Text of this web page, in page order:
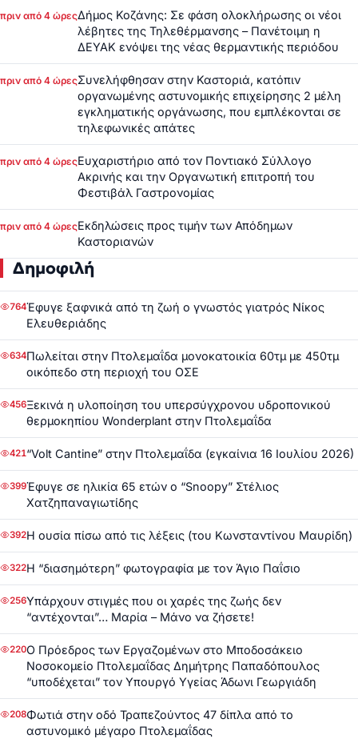
πριν από 4 ώρεςΔήμος Κοζάνης: Σε φάση ολοκλήρωσης οι νέοι
λέβητες της Τηλεθέρμανσης – Πανέτοιμη η
ΔΕΥΑΚ ενόψει της νέας θερμαντικής περιόδου
πριν από 4 ώρεςΣυνελήφθησαν στην Καστοριά, κατόπιν
οργανωμένης αστυνομικής επιχείρησης 2 μέλη
εγκληματικής οργάνωσης, που εμπλέκονται σε
τηλεφωνικές απάτες
πριν από 4 ώρεςΕυχαριστήριο από τον Ποντιακό Σύλλογο
Ακρινής και την Οργανωτική επιτροπή του
Φεστιβάλ Γαστρονομίας
πριν από 4 ώρεςΕκδηλώσεις προς τιμήν των Απόδημων
Καστοριανών
Δημοφιλή
764Έφυγε ξαφνικά από τη ζωή ο γνωστός γιατρός Νίκος
Ελευθεριάδης
634Πωλείται στην Πτολεμαΐδα μονοκατοικία 60τμ με 450τμ
οικόπεδο στη περιοχή του ΟΣΕ
456Ξεκινά η υλοποίηση του υπερσύγχρονου υδροπονικού
θερμοκηπίου Wonderplant στην Πτολεμαΐδα
421“Volt Cantine” στην Πτολεμαΐδα (εγκαίνια 16 Ιουλίου 2026)
399Έφυγε σε ηλικία 65 ετών ο “Snoopy” Στέλιος
Χατζηπαναγιωτίδης
392Η ουσία πίσω από τις λέξεις (του Κωνσταντίνου Μαυρίδη)
322Η “διασημότερη” φωτογραφία με τον Άγιο Παΐσιο
256Υπάρχουν στιγμές που οι χαρές της ζωής δεν
“αντέχονται”… Μαρία – Μάνο να ζήσετε!
220Ο Πρόεδρος των Εργαζομένων στο Μποδοσάκειο
Νοσοκομείο Πτολεμαΐδας Δημήτρης Παπαδόπουλος
“υποδέχεται” τον Υπουργό Υγείας Άδωνι Γεωργιάδη
208Φωτιά στην οδό Τραπεζούντος 47 δίπλα από το
αστυνομικό μέγαρο Πτολεμαΐδας